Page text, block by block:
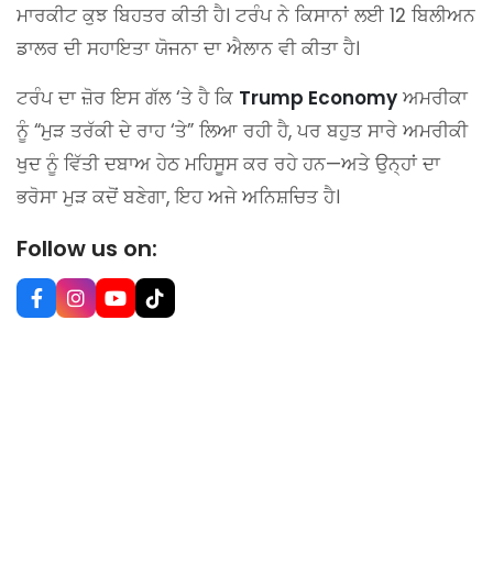
ਮਾਰਕੀਟ ਕੁਝ ਬਿਹਤਰ ਕੀਤੀ ਹੈ। ਟਰੰਪ ਨੇ ਕਿਸਾਨਾਂ ਲਈ 12 ਬਿਲੀਅਨ
ਡਾਲਰ ਦੀ ਸਹਾਇਤਾ ਯੋਜਨਾ ਦਾ ਐਲਾਨ ਵੀ ਕੀਤਾ ਹੈ।
ਟਰੰਪ ਦਾ ਜ਼ੋਰ ਇਸ ਗੱਲ ‘ਤੇ ਹੈ ਕਿ Trump Economy ਅਮਰੀਕਾ
ਨੂੰ “ਮੁੜ ਤਰੱਕੀ ਦੇ ਰਾਹ ‘ਤੇ” ਲਿਆ ਰਹੀ ਹੈ, ਪਰ ਬਹੁਤ ਸਾਰੇ ਅਮਰੀਕੀ
ਖੁਦ ਨੂੰ ਵਿੱਤੀ ਦਬਾਅ ਹੇਠ ਮਹਿਸੂਸ ਕਰ ਰਹੇ ਹਨ—ਅਤੇ ਉਨ੍ਹਾਂ ਦਾ
ਭਰੋਸਾ ਮੁੜ ਕਦੋਂ ਬਣੇਗਾ, ਇਹ ਅਜੇ ਅਨਿਸ਼ਚਿਤ ਹੈ।
Follow us on: